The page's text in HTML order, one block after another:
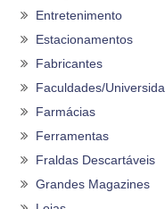
Entretenimento
Estacionamentos
Fabricantes
Faculdades/
Farmácias
Ferramentas
Fraldas Descartáveis
Grandes Magazines